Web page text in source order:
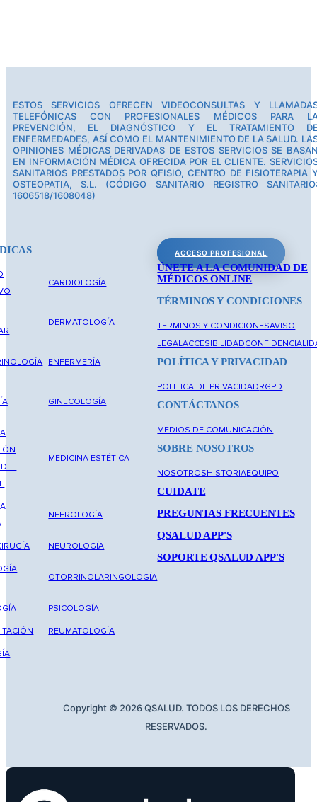
ESTOS SERVICIOS OFRECEN VIDEOCONSULTAS Y
TELEFÓNICAS CON PROFESIONALES MÉDICOS PARA
PREVENCIÓN, EL DIAGNÓSTICO Y EL TRATAMIENTO
ENFERMEDADES, ASÍ COMO EL MANTENIMIENTO DE LA SALUD.
OPINIONES MÉDICAS DERIVADAS DE ESTOS SERVICIOS SE
EN INFORMACIÓN MÉDICA OFRECIDA POR EL CLIENTE.
SANITARIOS PRESTADOS POR QFISIO, CENTRO DE FISIOTERAPIA
OSTEOPATIA, S.L. (CÓDIGO SANITARIO REGISTRO
1606518/1608048)
CARDIOLOGÍA
DERMATOLOGÍA
ENFERMERÍA
GINECOLOGÍA
MEDICINA ESTÉTICA
NEFROLOGÍA
NEUROLOGÍA
OTORRINOLARINGOLOGÍA
PSICOLOGÍA
REUMATOLOGÍA
ACCESO PROFESIONAL
ÚNETE A LA COMUNIDAD DE
MÉDICOS ONLINE
TÉRMINOS Y CONDICIONES
TERMINOS Y CONDICIONESAVISO
LEGALACCESIBILIDAD
POLÍTICA Y PRIVACIDAD
POLITICA DE PRIVACIDADRGPD
CONTÁCTANOS
MEDIOS DE COMUNICACIÓN
SOBRE NOSOTROS
NOSOTROSHISTORIAEQUIPO
CUIDATE
PREGUNTAS FRECUENTES
QSALUD APP'S
SOPORTE QSALUD APP'S
Copyright © 2026 QSALUD. TODOS LOS DERECHOS
RESERVADOS.